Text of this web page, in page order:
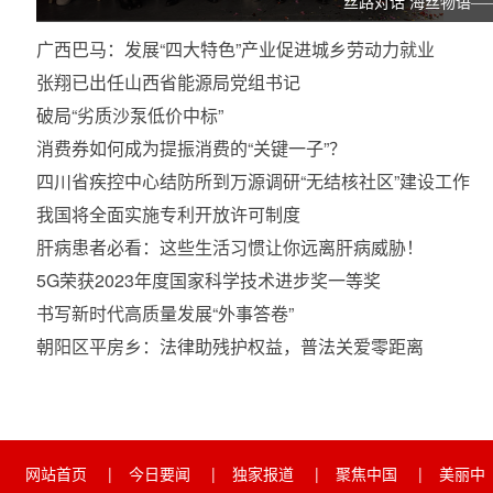
广西巴马：发展“四大特色”产业促进城乡劳动力就业
张翔已出任山西省能源局党组书记
破局“劣质沙泵低价中标”
消费券如何成为提振消费的“关键一子”？
四川省疾控中心结防所到万源调研“无结核社区”建设工作
我国将全面实施专利开放许可制度
肝病患者必看：这些生活习惯让你远离肝病威胁！
5G荣获2023年度国家科学技术进步奖一等奖
书写新时代高质量发展“外事答卷”
朝阳区平房乡：法律助残护权益，普法关爱零距离
网站首页 | 今日要闻 | 独家报道 | 聚焦中国 |
美丽中